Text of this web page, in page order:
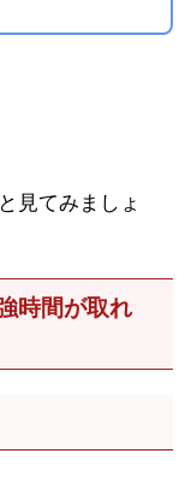
見てみましょ
時間が取れ